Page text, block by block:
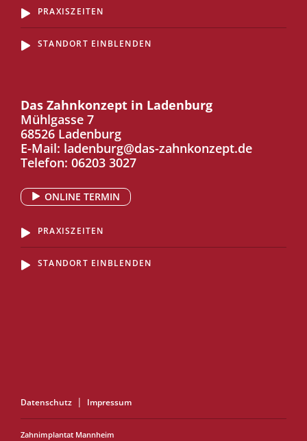
PRAXISZEITEN
STANDORT EINBLENDEN
Das Zahnkonzept in Ladenburg
Mühlgasse 7
68526 Ladenburg
E-Mail: ladenburg@das-zahnkonzept.de
Telefon: 06203 3027
ONLINE TERMIN
PRAXISZEITEN
STANDORT EINBLENDEN
Datenschutz Impressum
Zahnimplantat Mannheim